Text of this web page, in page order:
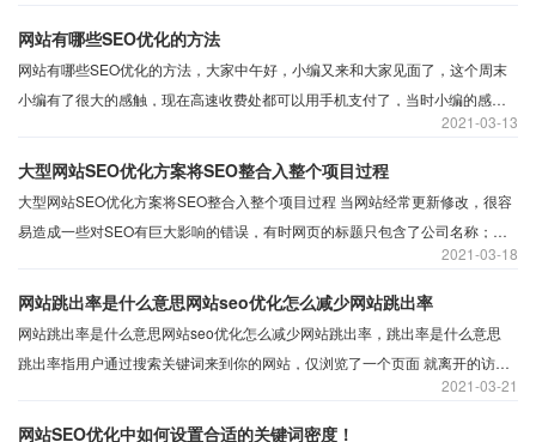
怎么获取长尾关键词，今天小编就请蚌埠seo为大家分析解答：
03-13
2021
网站有哪些SEO优化的方法
网站有哪些SEO优化的方法，大家中午好，小编又来和大家见面了，这个周末
小编有了很大的感触，现在高速收费处都可以用手机支付了，当时小编的感受
非常大。现在网络化这么明显我们每时每刻都处在网络化的时代，我们每个人
都不会置身事外，现在我们很多人会选择做网站SEO来宣传自己的产品，那么
03-18
2021
大型网站SEO优化方案将SEO整合入整个项目过程
大型网站SEO优化方案将SEO整合入整个项目过程 当网站经常更新修改，很容
易造成一些对SEO有巨大影响的错误，有时网页的标题只包含了公司名称；又
或者是文件从测试服务器上COPY过来时，把noindex标记也一并带来了（夜息
注：我就遇到过这样的悲剧，）；再或者说你发现某个分类下的链接都是
03-21
2021
网站跳出率是什么意思网站seo优化怎么减少网站跳出率
网站跳出率是什么意思网站seo优化怎么减少网站跳出率，跳出率是什么意思
跳出率指用户通过搜索关键词来到你的网站，仅浏览了一个页面 就离开的访问
次数与所有访问次数的百分比， 观察关键词的跳出率就可以得知用户对网站内
容的认可，或者说你的网站是否对用户有吸引力，而网站的内容是否能够对用
网站SEO优化中如何设置合适的关键词密度！